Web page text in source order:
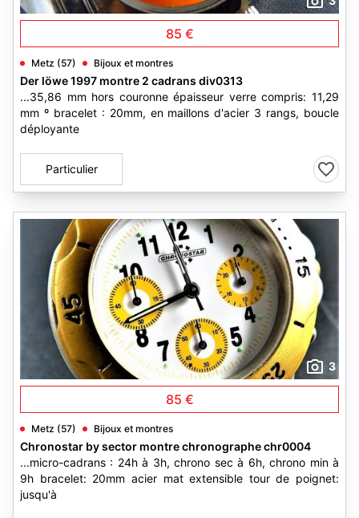
85 €
Metz (57) Bijoux et montres
Der löwe 1997 montre 2 cadrans div0313
...35,86 mm hors couronne épaisseur verre compris: 11,29
mm º bracelet : 20mm, en maillons d'acier 3 rangs, boucle
déployante
Particulier
3
85 €
Metz (57) Bijoux et montres
Chronostar by sector montre chronographe chr0004
...micro-cadrans : 24h à 3h, chrono sec à 6h, chrono min à
9h bracelet: 20mm acier mat extensible tour de poignet:
jusqu'à